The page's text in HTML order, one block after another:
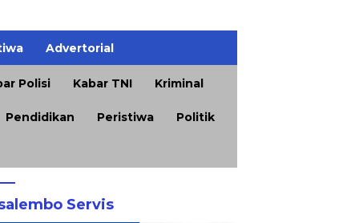
Advertorial
Polisi Kabar TNI Kriminal
Pendidikan Peristiwa Politik
Servis